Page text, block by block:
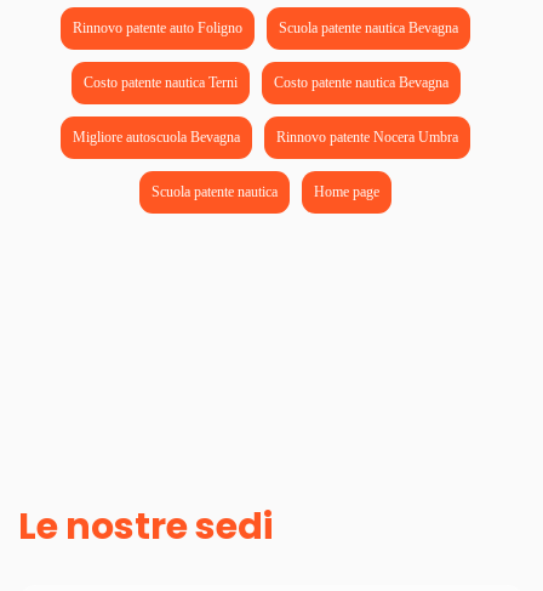
Rinnovo patente auto Foligno Scuola patente nautica Bevagna
Costo patente nautica Terni Costo patente nautica Bevagna
Migliore autoscuola Bevagna Rinnovo patente Nocera Umbra
Scuola patente nautica Home page
Le nostre sedi